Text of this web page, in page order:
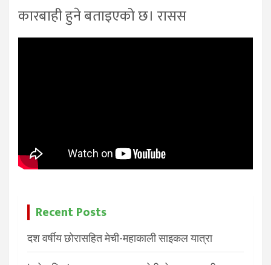
कारबाही हुने बताइएको छ। रासस
Recent Posts
दश वर्षीय छोरासहित मेची-महाकाली साइकल यात्रा